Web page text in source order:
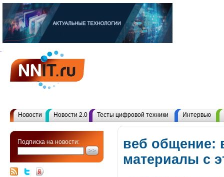
Новости Новости 2.0 Тесты цифровой техники Интервью
Подписка на новости:
веб общение:
материалы с